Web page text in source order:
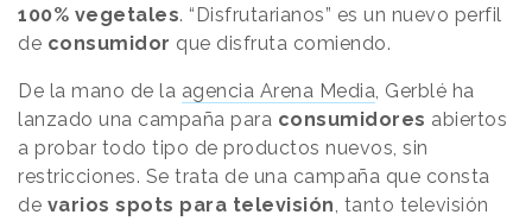
100% vegetales. “Disfrutarianos” es un nuevo perfil
de consumidor que disfruta comiendo.
De la mano de la agencia Arena Media, Gerblé ha
lanzado una campaña para consumidores abiertos
a probar todo tipo de productos nuevos, sin
restricciones. Se trata de una campaña que consta
de varios spots para televisión, tanto televisión